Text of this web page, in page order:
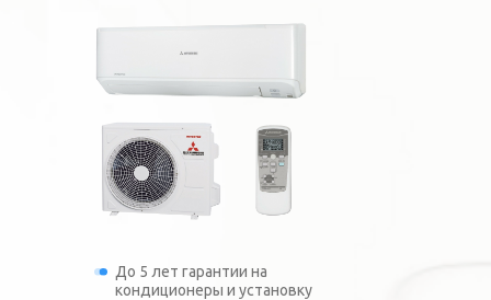
До 5 лет гарантии на
кондиционеры и установку